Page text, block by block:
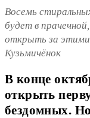
Восемь
будет в
открыть за
Кузьмичёнок
В конце
открыть
бездомных.